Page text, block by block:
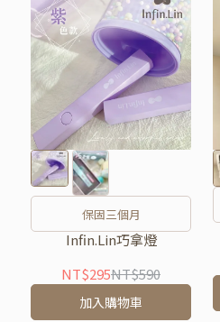
保固三個月
Infin.Lin巧拿燈
NT$295NT$590
加入購物車